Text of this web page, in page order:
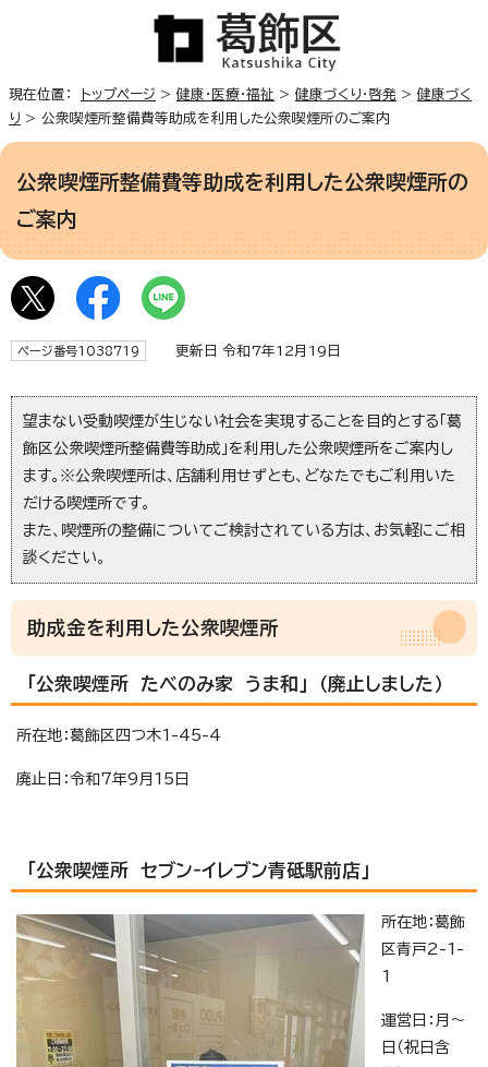
現在位置： トップページ > 健康・医療・福祉 > 健康づくり・啓発 > 健康づく
り > 公衆喫煙所整備費等助成を利用した公衆喫煙所のご案内
公衆喫煙所整備費等助成を利用した公衆喫煙所の
ご案内
ページ番号1038719 更新日 令和7年12月19日
望まない受動喫煙が生じない社会を実現することを目的とする「葛
飾区公衆喫煙所整備費等助成」を利用した公衆喫煙所をご案内し
ます。※公衆喫煙所は、店舗利用せずとも、どなたでもご利用いた
だける喫煙所です。
また、喫煙所の整備についてご検討されている方は、お気軽にご相
談ください。
助成金を利用した公衆喫煙所
「公衆喫煙所 たべのみ家 うま和」 （廃止しました）
所在地：葛飾区四つ木1-45-4
廃止日：令和7年9月15日
「公衆喫煙所 セブン‐イレブン青砥駅前店」
所在地：葛飾
区青戸2-1-
1
運営日：月～
日（祝日含